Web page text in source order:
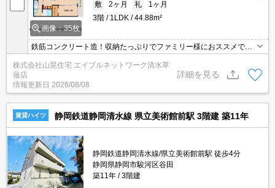
画像：35枚
敷
2ヶ月 礼
1ヶ月
3階
1LDK 44.88m²
鉄筋コンクリート造！収納たっぷりでファミリー様におススメで
す！空気が澄んだ高台に位置し、休日はゆっくりと過ごしていただ
けます♪インターネット無料ですよ(^^♪防音に優れた構造になってお
り上下階に気にせずお住まいできます。外観はユーロクラシカル調
でおしゃれ。草薙駅まで徒歩14分。駐車場は2台確保OK。
株式会社山晃住宅 エイブルネットワーク清水草
薙店
情報更新日 2026/08/08
詳細を見る
賃貸ハイツ 静岡鉄道静岡清水線 県立美術館前駅 3階建 築11年
静岡鉄道静岡清水線/県立美術館前駅 徒歩4分
静岡県静岡市駿河区谷田
築11年
3階建